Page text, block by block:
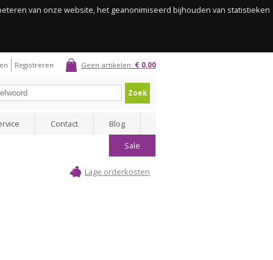
van onze website, het geanonimiseerd bijhouden van statistieken
Geen artikelen: € 0,00
Registreren
Zoek
Contact
Blog
Sale
Lage orderkosten